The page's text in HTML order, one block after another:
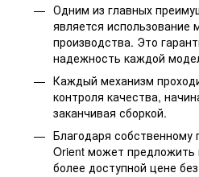
Одним из главных
является использование
производства. Это
надежность каждой
Каждый механизм
контроля качества,
заканчивая сборкой.
Благодаря собственному
Orient может предложить
более доступной цене